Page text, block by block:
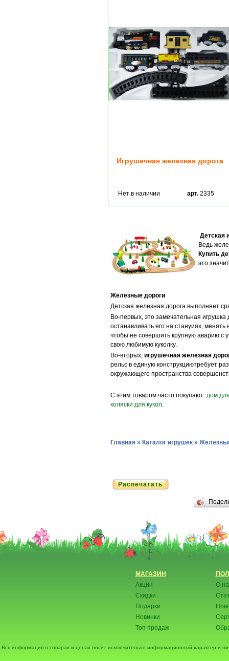
Игрушечная железная дорога
Нет в наличии арт.2335
Детская
Ведь
Купить
это
Железные дороги
Детская железная дорога выполняет
Во-первых, это замечательная
останавливать его на стануиях,
чтобы не совершить крупную аварию с
свою любимую куколку.
Во-вторых, игрушечная железная
рельс в единую конструкциютребует
окружающего пространства
С этим товаром часто покупают: дом
коляски для кукол.
Главная » Каталог игрушек »
Распечатать
МАГАЗИН
Акции
Скидки
Подарки
Новинки
Топ продаж
О
Вся информация о товарах и ценах носит исключительно информационный характер и